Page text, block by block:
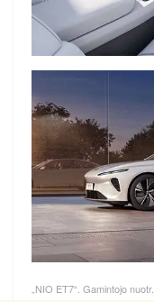
„NIO ET7“. Gamintojo nuotr.